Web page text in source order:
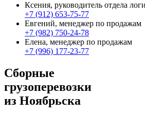
Ксения, руководитель отдела
+7 (912) 653-75-77
Евгений, менеджер по продажам
+7 (982) 750-24-78
Елена, менеджер по продажам
+7 (996) 177-23-77
Сборные
грузоперевозки
из Ноябрьска